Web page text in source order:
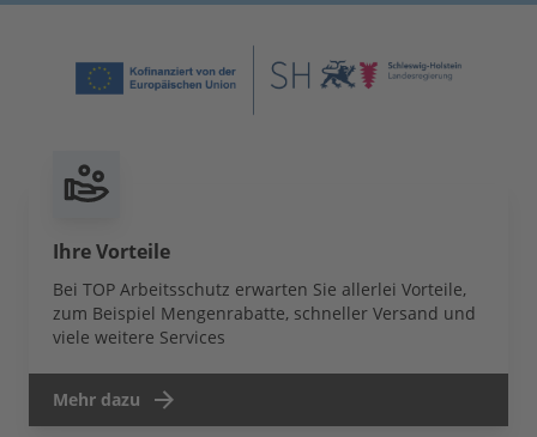
Ihre Vorteile
Bei TOP Arbeitsschutz erwarten Sie allerlei Vorteile,
zum Beispiel Mengenrabatte, schneller Versand und
viele weitere Services
Mehr dazu